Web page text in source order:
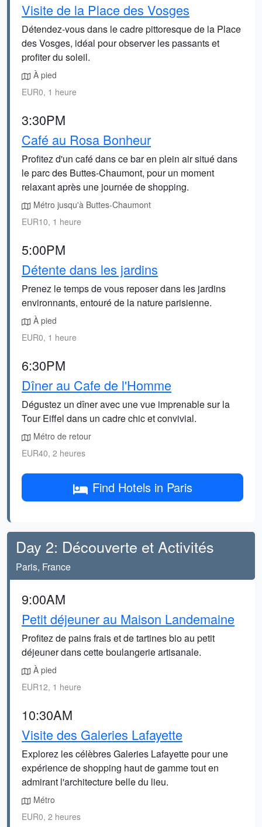
Visite de la Place des Vosges
Détendez-vous dans le cadre pittoresque de la Place
des Vosges, idéal pour observer les passants et
profiter du soleil.
À pied
EUR0, 1 heure
3:30PM
Café au Rosa Bonheur
Profitez d'un café dans ce bar en plein air situé dans
le parc des Buttes-Chaumont, pour un moment
relaxant après une journée de shopping.
Métro jusqu'à Buttes-Chaumont
EUR10, 1 heure
5:00PM
Détente dans les jardins
Prenez le temps de vous reposer dans les jardins
environnants, entouré de la nature parisienne.
À pied
EUR0, 1 heure
6:30PM
Dîner au Cafe de l'Homme
Dégustez un dîner avec une vue imprenable sur la
Tour Eiffel dans un cadre chic et convivial.
Métro de retour
EUR40, 2 heures
Find Hotels in Paris
Day 2: Découverte et Activités
Paris, France
9:00AM
Petit déjeuner au Maison Landemaine
Profitez de pains frais et de tartines bio au petit
déjeuner dans cette boulangerie artisanale.
À pied
EUR12, 1 heure
10:30AM
Visite des Galeries Lafayette
Explorez les célèbres Galeries Lafayette pour une
expérience de shopping haut de gamme tout en
admirant l'architecture belle du lieu.
Métro
EUR0, 2 heures